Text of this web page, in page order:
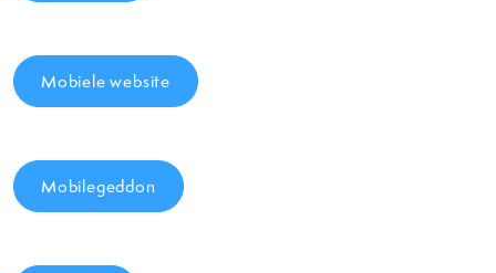
Mobiele website
Mobilegeddon